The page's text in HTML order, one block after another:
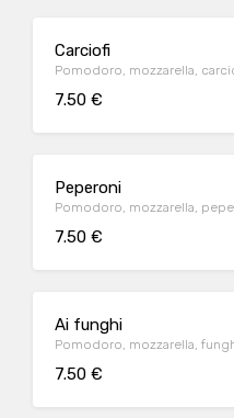
Carciofi
Pomodoro, mozzarella,
7.50 €
Peperoni
Pomodoro, mozzarella,
7.50 €
Ai funghi
Pomodoro, mozzarella,
7.50 €